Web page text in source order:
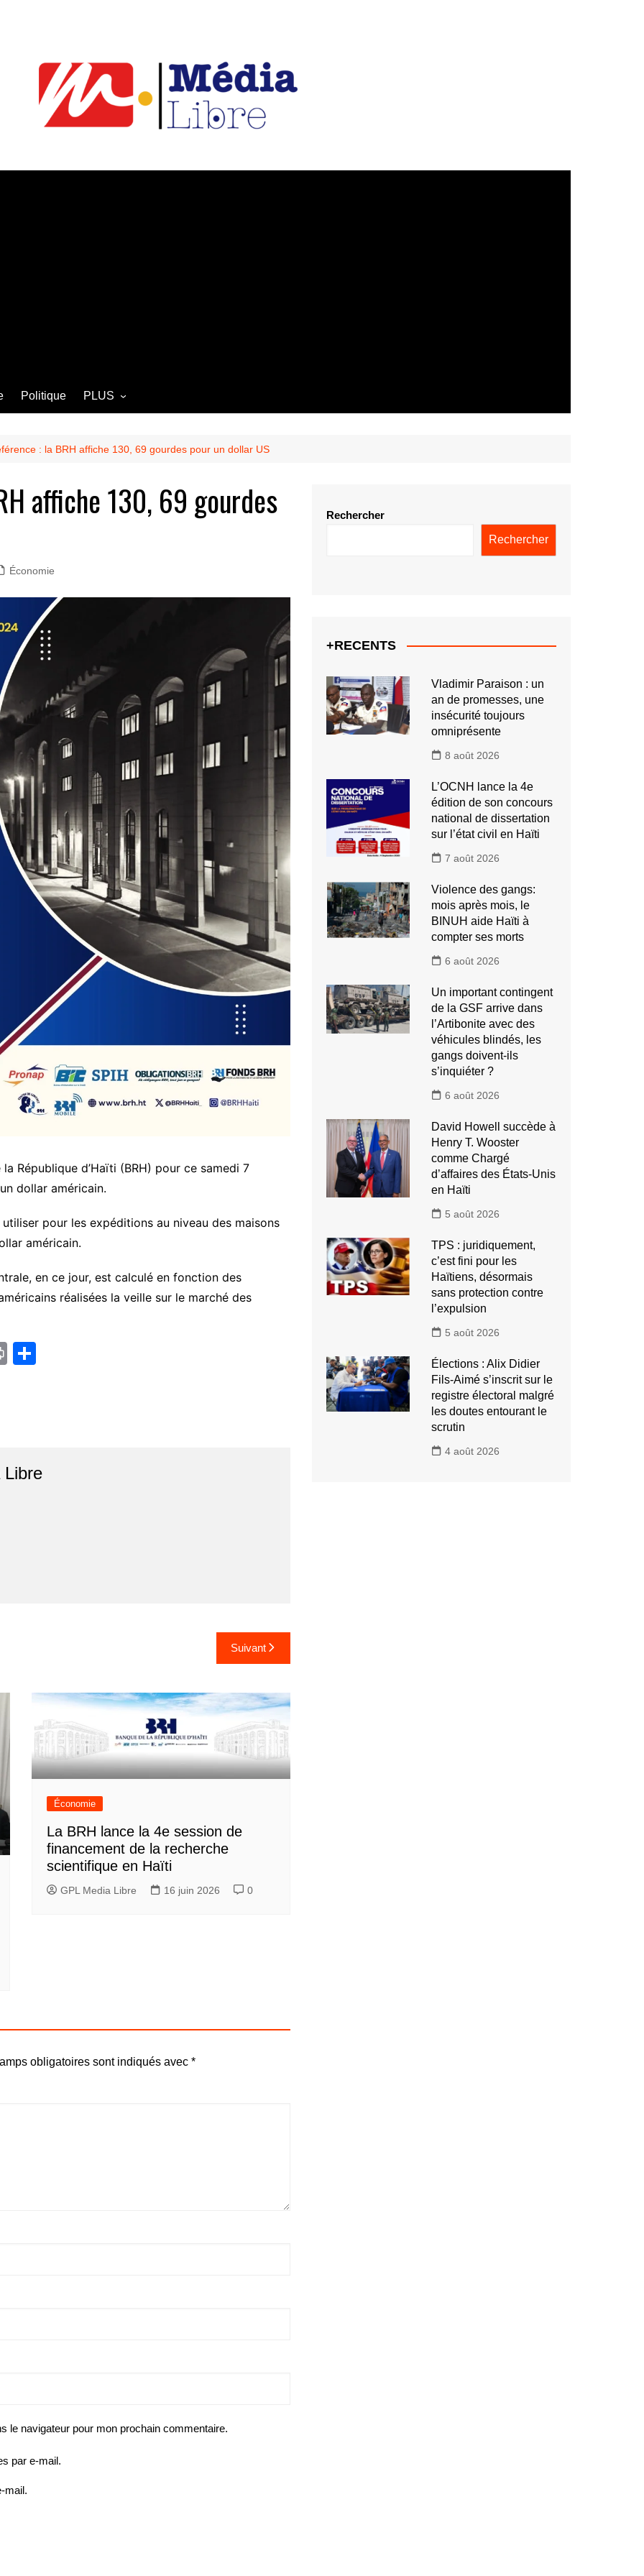
Politique PLUS
Culture
Société
: la BRH affiche 130, 69 gourdes pour un dollar US
affiche 130, 69 gourdes
Économie
République d’Haïti (BRH) pour ce samedi 7
dollar américain.
pour les expéditions au niveau des maisons
américain.
en ce jour, est calculé en fonction des
réalisées la veille sur le marché des
Pr
Libre
Suivant
Économie
La BRH lance la 4e session de
financement de la recherche
scientifique en Haïti
GPL Media Libre 16 juin 2026 0
obligatoires sont indiqués avec *
le navigateur pour mon prochain commentaire.
par e-mail.
mail.
Rechercher
Rechercher
+RECENTS
Vladimir Paraison : un
an de promesses, une
insécurité toujours
omniprésente
8 août 2026
L’OCNH lance la 4e
édition de son concours
national de dissertation
sur l’état civil en Haïti
7 août 2026
Violence des gangs:
mois après mois, le
BINUH aide Haïti à
compter ses morts
6 août 2026
Un important contingent
de la GSF arrive dans
l’Artibonite avec des
véhicules blindés, les
gangs doivent-ils
s’inquiéter ?
6 août 2026
David Howell succède à
Henry T. Wooster
comme Chargé
d’affaires des États-Unis
en Haïti
5 août 2026
TPS : juridiquement,
c’est fini pour les
Haïtiens, désormais
sans protection contre
l’expulsion
5 août 2026
Élections : Alix Didier
Fils-Aimé s’inscrit sur le
registre électoral malgré
les doutes entourant le
scrutin
4 août 2026